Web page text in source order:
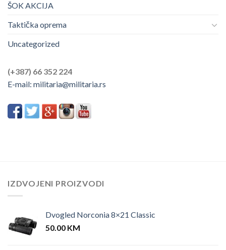
ŠOK AKCIJA
Taktička oprema
Uncategorized
(+387) 66 352 224
E-mail: militaria@militaria.rs
IZDVOJENI PROIZVODI
Dvogled Norconia 8×21 Classic
50.00 KM